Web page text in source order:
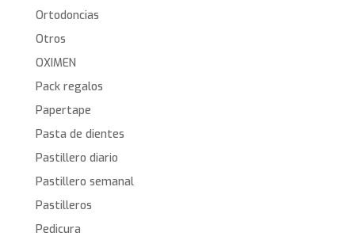
Ortodoncias
Otros
OXIMEN
Pack regalos
Papertape
Pasta de dientes
Pastillero diario
Pastillero semanal
Pastilleros
Pedicura